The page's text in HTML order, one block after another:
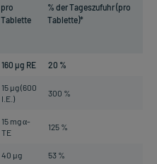
pro
Tablette
% der Tageszufuhr (pro
Tablette)*
160 µg RE 20 %
15 µg (600
I.E.)
300 %
15 mg α-
TE
125 %
40 µg 53 %